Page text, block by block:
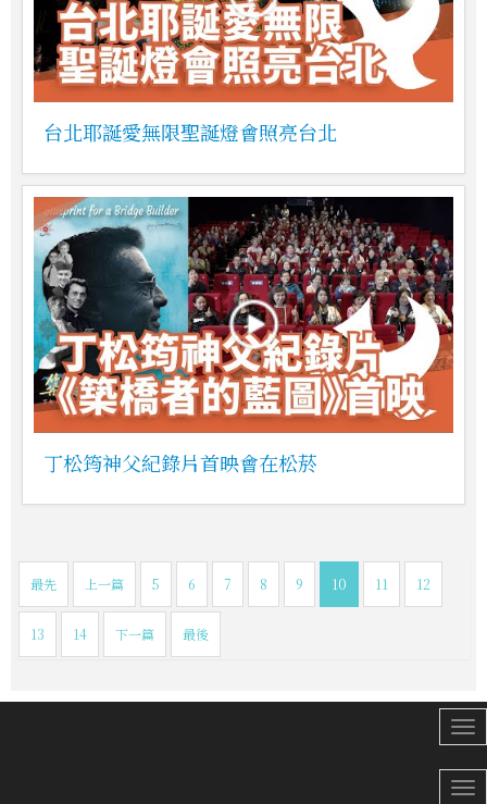
台北耶誕愛無限聖誕燈會照亮台北
丁松筠神父紀錄片首映會在松菸
最先 上一篇 5 6 7 8 9 10 11 12
13 14 下一篇 最後